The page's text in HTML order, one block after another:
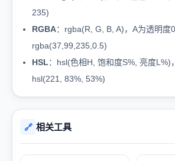
235)
RGBA：rgba(R, G, B, A)，A为透明度
rgba(37,99,235,0.5)
HSL：hsl(色相H, 饱和度S%, 亮度L%)
hsl(221, 83%, 53%)
🔗 相关工具